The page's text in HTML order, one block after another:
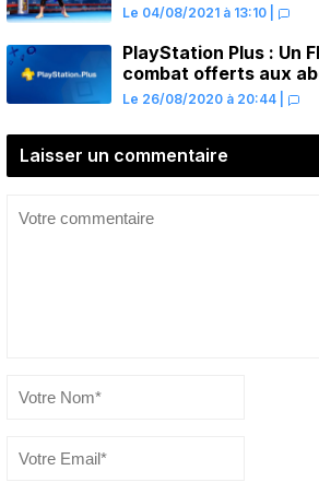
Le 04/08/2021 à 13:10
PlayStation Plus : Un
combat offerts aux
septembre
Le 26/08/2020 à 20:44
Laisser un commentaire